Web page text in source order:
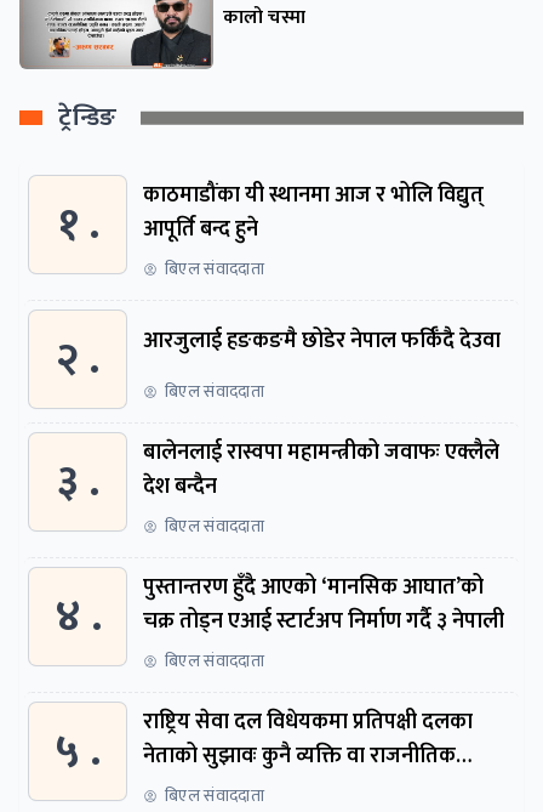
कालो चस्मा
ट्रेन्डिङ
१ .
काठमाडौंका यी स्थानमा आज र भोलि विद्युत्
आपूर्ति बन्द हुने
बिएल संवाददाता
२ . आरजुलाई हङकङमै छोडेर नेपाल फर्किँदै देउवा
बिएल संवाददाता
३ .
बालेनलाई रास्वपा महामन्त्रीको जवाफः एक्लैले
देश बन्दैन
बिएल संवाददाता
४ .
पुस्तान्तरण हुँदै आएको ‘मानसिक आघात’को
चक्र तोड्न एआई स्टार्टअप निर्माण गर्दै ३ नेपाली
बिएल संवाददाता
५ .
राष्ट्रिय सेवा दल विधेयकमा प्रतिपक्षी दलका
नेताको सुझावः कुनै व्यक्ति वा राजनीतिक
नेतृत्वबाट निर्देशित हुने संस्था नबनोस्
बिएल संवाददाता